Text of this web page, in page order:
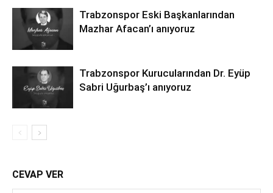
Trabzonspor Eski Başkanlarından
Mazhar Afacan’ı anıyoruz
Trabzonspor Kurucularından Dr. Eyüp
Sabri Uğurbaş’ı anıyoruz
CEVAP VER